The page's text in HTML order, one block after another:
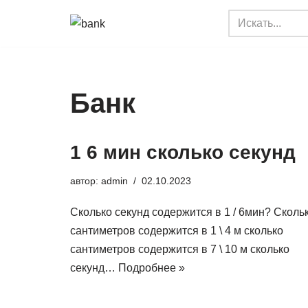
Банк
1 6 мин сколько секунд
автор: admin 02.10.2023
Сколько секунд содержится в 1 / 6мин?
сантиметров содержится в 1 \ 4 м сколько
сантиметров содержится в 7 \ 10 м сколько
секунд… Подробнее »